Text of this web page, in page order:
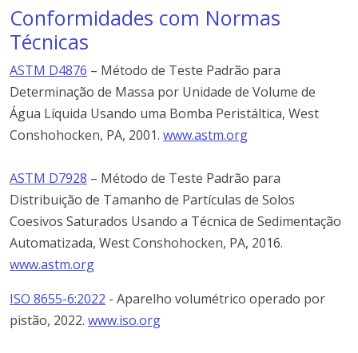
Conformidades com Normas
Técnicas
ASTM D4876 – Método de Teste Padrão para
Determinação de Massa por Unidade de Volume de
Água Líquida Usando uma Bomba Peristáltica, West
Conshohocken, PA, 2001. www.astm.org
ASTM D7928 – Método de Teste Padrão para
Distribuição de Tamanho de Partículas de Solos
Coesivos Saturados Usando a Técnica de Sedimentação
Automatizada, West Conshohocken, PA, 2016.
www.astm.org
ISO 8655-6:2022 - Aparelho volumétrico operado por
pistão, 2022. www.iso.org